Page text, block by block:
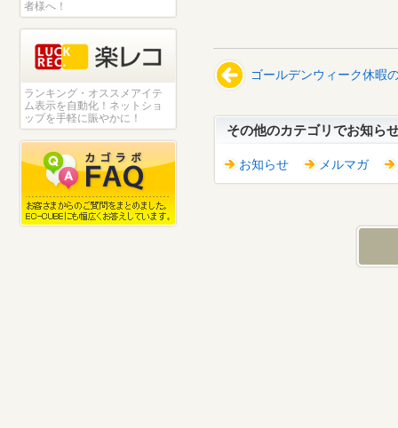
ゴールデンウィーク休暇
その他のカテゴリでお知ら
お知らせ メルマガ
者様へ！
ランキング・オススメアイテ
ム表示を自動化！ネットショ
ップを手軽に賑やかに！